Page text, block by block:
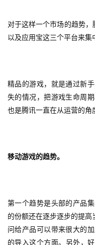
休
戏
2
第
金
茶
奖
对于这样一个市场的趋势
以及应用宝这三个平台来集
精品的游戏，就是通过新
失的情况，把游戏生命周
也是腾讯一直在从运营的角
移动游戏的趋势。
第一个趋势是头部的产品
的份额还在逐步逐步的提
问给产品可以带来很大的
的导入这个方面。另外，